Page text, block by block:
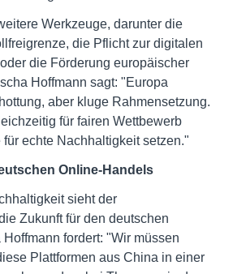
Werkzeuge, darunter die
die Pflicht zur digitalen
die Förderung europäischer
Hoffmann sagt: "Europa
aber kluge Rahmensetzung.
für fairen Wettbewerb
echte Nachhaltigkeit setzen."
Online-Handels
sieht der
Zukunft für den deutschen
fordert: "Wir müssen
Plattformen aus China in einer